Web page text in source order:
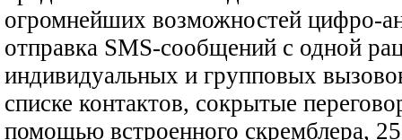
огромнейших возможностей цифро-
отправка SMS-сообщений с одной
индивидуальных и групповых
списке контактов, сокрытые
помощью встроенного скремблера,